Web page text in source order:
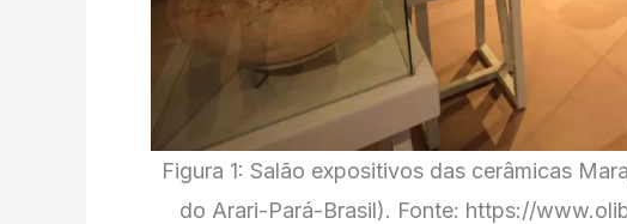
Figura 1: Salão expositivos das cerâmicas
do Arari-Pará-Brasil). Fonte: https://